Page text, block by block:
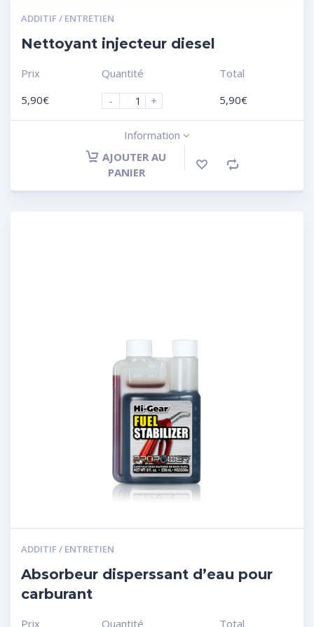
ADDITIF / ENTRETIEN
Nettoyant injecteur diesel
Prix
5,90€
Quantité
-
+
Total
5,90€
Information
AJOUTER AU
PANIER
ADDITIF / ENTRETIEN
Absorbeur disperssant d’eau pour
carburant
Prix Quantité Total